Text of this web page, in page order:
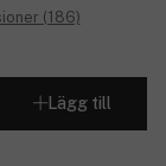
(186)
Lägg till